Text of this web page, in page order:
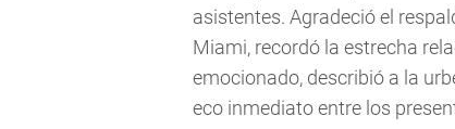
asistentes. Agradeció el
Miami, recordó la estrecha
emocionado, describió a la
eco inmediato entre los